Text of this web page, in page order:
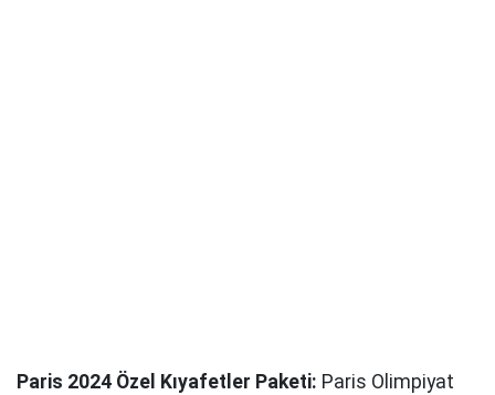
Paris 2024 Özel Kıyafetler Paketi: Paris Olimpiyat